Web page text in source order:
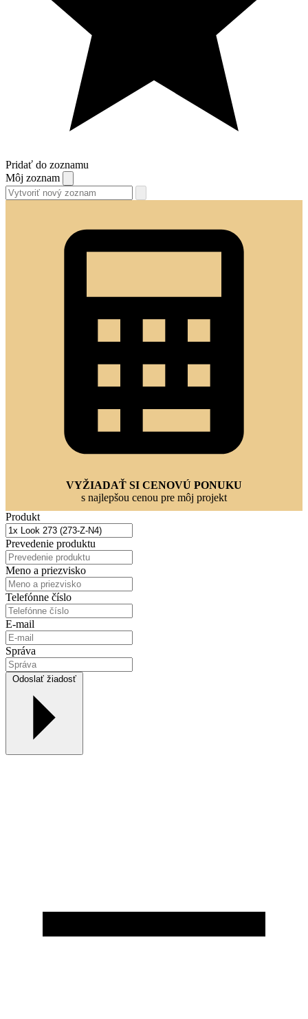
Pridať do zoznamu
Môj zoznam
VYŽIADAŤ SI CENOVÚ PONUKU
s najlepšou cenou pre môj projekt
Produkt
Prevedenie produktu
Meno a priezvisko
Telefónne číslo
E-mail
Správa
Odoslať žiadosť